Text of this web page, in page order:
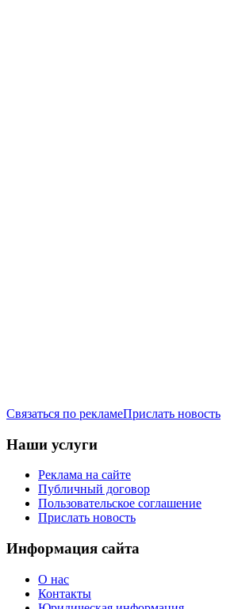
Связаться по рекламеПрислать новость
Наши услуги
Реклама на сайте
Публичный договор
Пользовательское соглашение
Прислать новость
Информация сайта
О нас
Контакты